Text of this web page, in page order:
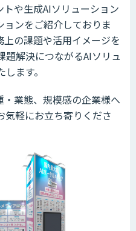
や生成AIソリューション
ョンをご紹介しておりま
の課題や活用イメージを
題解決につながるAIソリュ
ます。
業態、規模感の企業様へ
気軽にお立ち寄りくださ